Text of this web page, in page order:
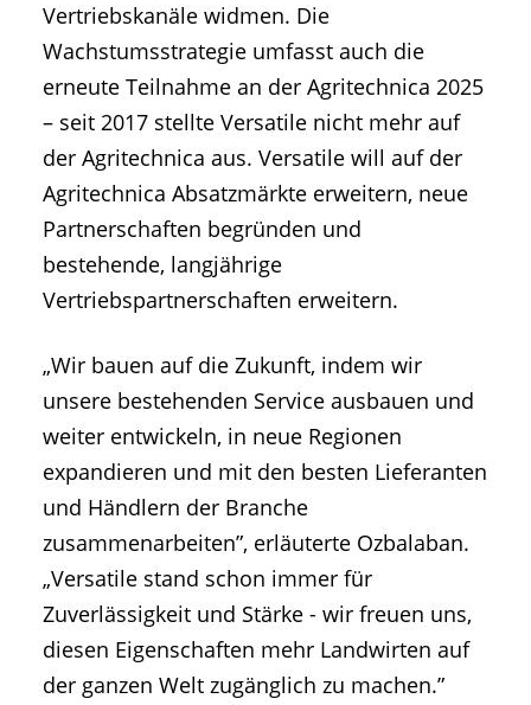
Vertriebskanäle widmen. Die
Wachstumsstrategie umfasst auch die
erneute Teilnahme an der Agritechnica 2025
– seit 2017 stellte Versatile nicht mehr auf
der Agritechnica aus. Versatile will auf der
Agritechnica Absatzmärkte erweitern, neue
Partnerschaften begründen und
bestehende, langjährige
Vertriebspartnerschaften erweitern.
„Wir bauen auf die Zukunft, indem wir
unsere bestehenden Service ausbauen und
weiter entwickeln, in neue Regionen
expandieren und mit den besten Lieferanten
und Händlern der Branche
zusammenarbeiten”, erläuterte Ozbalaban.
„Versatile stand schon immer für
Zuverlässigkeit und Stärke - wir freuen uns,
diesen Eigenschaften mehr Landwirten auf
der ganzen Welt zugänglich zu machen.”